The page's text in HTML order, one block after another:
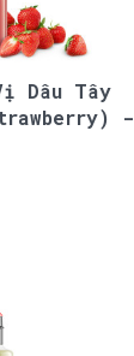
Dâu Tây
-